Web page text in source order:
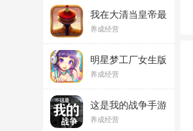
我在大清当皇帝最
新特别安卓版下载
10.6.0.0
养成经营
明星梦工厂女生版
1.4.0
养成经营
这是我的战争手游
版1.0
养成经营